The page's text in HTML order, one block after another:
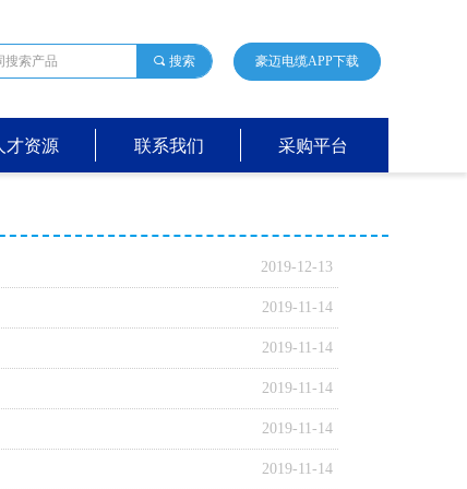
才资源 联系我们 采购平台
끠 搜索 豪迈电缆APP下载
2019-12-13
2019-11-14
2019-11-14
2019-11-14
2019-11-14
2019-11-14